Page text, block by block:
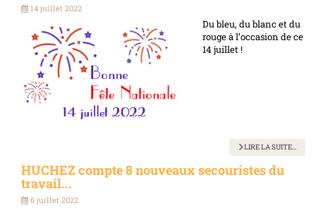
14 juillet 2022
Du bleu, du blanc et du
rouge à l’occasion de ce
14 juillet !
LIRE LA SUITE...
HUCHEZ compte 8 nouveaux secouristes du
travail...
6 juillet 2022